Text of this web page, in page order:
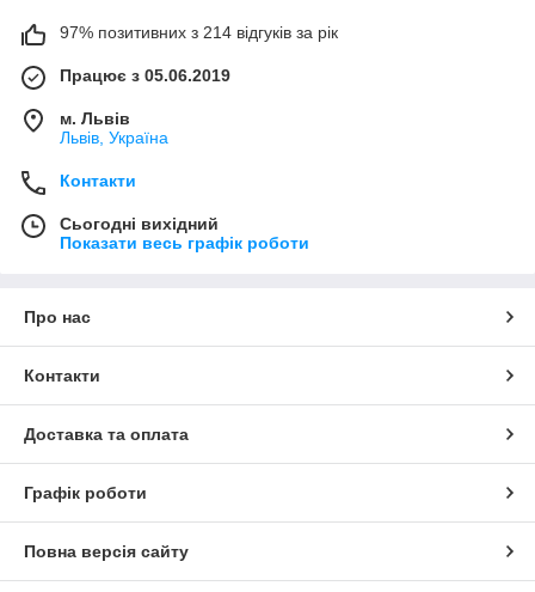
97% позитивних з 214 відгуків за рік
Працює з 05.06.2019
м. Львів
Львів, Україна
Контакти
Сьогодні вихідний
Показати весь графік роботи
Про нас
Контакти
Доставка та оплата
Графік роботи
Повна версія сайту